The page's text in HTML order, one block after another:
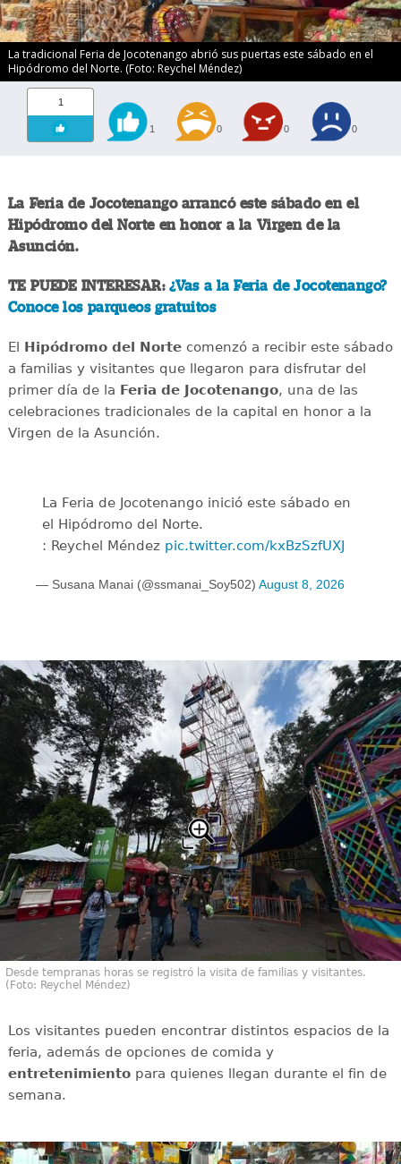
La tradicional Feria de Jocotenango abrió sus puertas este sábado en el
Hipódromo del Norte. (Foto: Reychel Méndez)
1
1 0 0 0
La Feria de Jocotenango arrancó este sábado en el
Hipódromo del Norte en honor a la Virgen de la
Asunción.
TE PUEDE INTERESAR:¿Vas a la Feria de Jocotenango?
Conoce los parqueos gratuitos
El Hipódromo del Nortecomenzó a recibir este sábado
a familias y visitantes que llegaron para disfrutar del
primer día de la Feria de Jocotenango, una de las
celebraciones tradicionales de la capital en honor a la
Virgen de la Asunción.
La Feria de Jocotenango inició este sábado en
el Hipódromo del Norte.
: Reychel Méndez pic.twitter.com/kxBzSzfUXJ
— Susana Manai (@ssmanai_Soy502) August 8, 2026
Desde tempranas horas se registró la visita de familias y visitantes.
(Foto: Reychel Méndez)
Los visitantes pueden encontrar distintos espacios de la
feria, además de opciones de comida y
entretenimientopara quienes llegan durante el fin de
semana.